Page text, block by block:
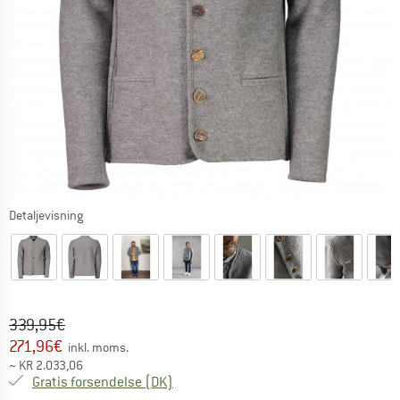
Detaljevisning
Original pris :
339,95€
Pris:
271,96€ inkl. moms.
~ KR 2.033,06
Gratis forsendelse (DK)